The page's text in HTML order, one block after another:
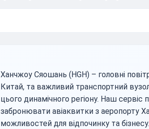
Ханчжоу Сяошань (HGH) – головні
Китай, та важливий транспортний
цього динамічного регіону. Наш сервіс
забронювати авіаквитки з аеропорту
можливостей для відпочинку та